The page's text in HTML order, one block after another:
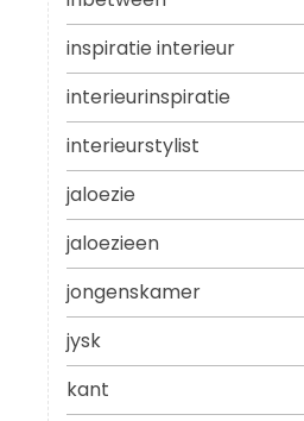
inspiratie interieur
interieurinspiratie
interieurstylist
jaloezie
jaloezieen
jongenskamer
jysk
kant